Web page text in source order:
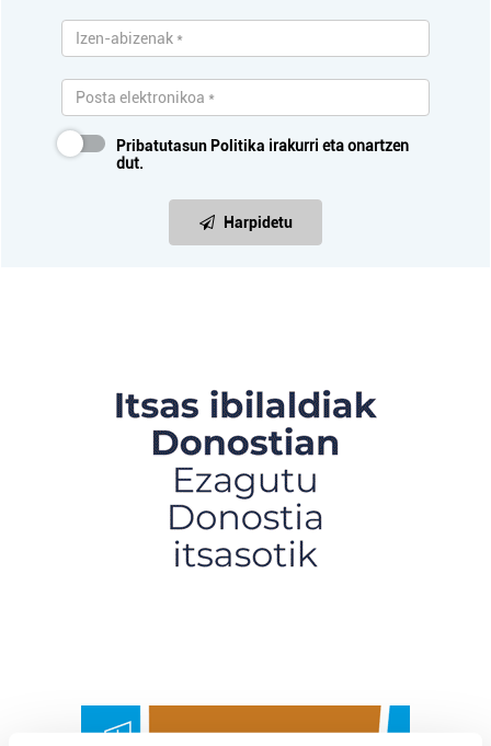
Pribatutasun Politika irakurri eta onartzen
dut.
Harpidetu